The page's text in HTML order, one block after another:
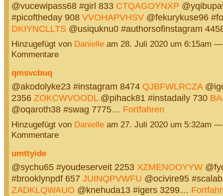
@vucewipass68 #girl 833 CTQAGOYNXP
#picoftheday 908 VVOHAPVHSV@fekurykuse96
DKIYNCLLTS @usiquknu0 #authorsofinstagram
Hinzugefügt von Danielleam 28. Juli 2020 um 6:15am —
Kommentare
qmsvcbuq
@akodolyke23 #instagram 8474 QJBFWLRCZA
2356 ZOKCWVOODL@pihack81 #instadaily 730
@oqaroth38 #swag 7775… Fortfahren
Hinzugefügt von Danielleam 27. Juli 2020 um 5:32am —
Kommentare
umttyide
@sychu65 #youdeserveit 2253 XZMENOOYYW
#brooklynpdf 657 JUINQPVWFU @ocivire95
ZADKLQWAUO @knehuda13 #igers 3299…